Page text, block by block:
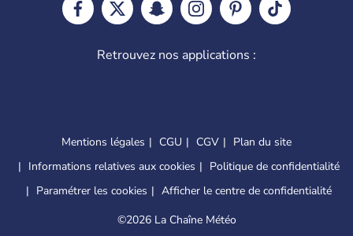
Retrouvez nos applications :
Mentions légales CGU CGV
Plan du site
Informations relatives aux cookies
Politique de confidentialité
Paramétrer les cookies
Afficher le centre de confidentialité
©2026 La Chaîne Météo